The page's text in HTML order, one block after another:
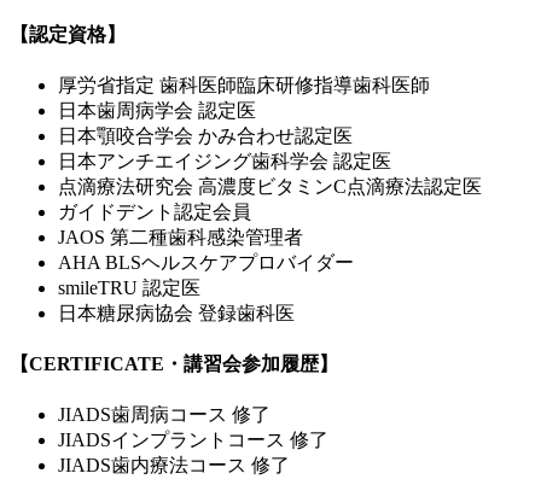
【認定資格】
厚労省指定 歯科医師臨床研修指導歯科医師
日本歯周病学会 認定医
日本顎咬合学会 かみ合わせ認定医
日本アンチエイジング歯科学会 認定医
点滴療法研究会 高濃度ビタミンC点滴療法認定医
ガイドデント認定会員
JAOS 第二種歯科感染管理者
AHA BLSヘルスケアプロバイダー
smileTRU 認定医
日本糖尿病協会 登録歯科医
【CERTIFICATE・講習会参加履歴】
JIADS歯周病コース 修了
JIADSインプラントコース 修了
JIADS歯内療法コース 修了